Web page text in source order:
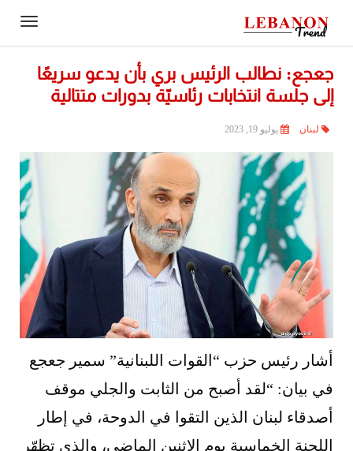
جعجع: نطالب الرئيس بري بأن يدعو سريعًا
إلى جلسة انتخابات رئاسيّة بدورات متتالية
لبنان يوليو 19, 2023
أشار رئيس حزب “القوات اللبنانية” سمير جعجع
في بيان: “لقد أصبح من الثابت والجلي موقف
أصدقاء لبنان الذين التقوا في الدوحة، في إطار
اللجنة الخماسية يوم الاثنين الماضي، والذي تظهّر
Contact
Us